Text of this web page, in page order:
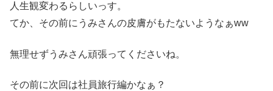
人生観変わるらしいっす。
てか、その前にうみさんの皮膚がもたないようなぁww
無理せずうみさん頑張ってくださいね。
その前に次回は社員旅行編かなぁ？